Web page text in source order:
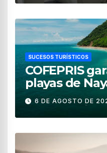
SUCESOS TURÍSTICOS
COFEPRIS
playas de
para uso
6 DE AGOSTO DE